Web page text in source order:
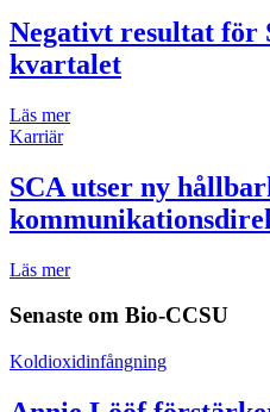
Negativt resultat för
kvartalet
Läs mer
Karriär
SCA utser ny
Läs mer
Senaste om Bio-CCSU
Koldioxidinfångning